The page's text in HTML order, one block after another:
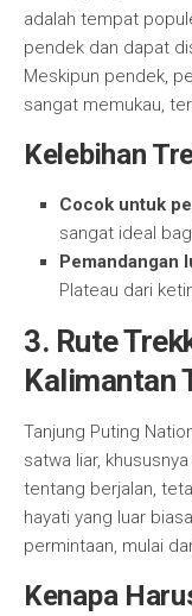
adalah tempat
pendek dan dapat
Meskipun pendek,
sangat memukau,
Kelebihan
Cocok untuk
sangat ideal
Pemandangan
Plateau dari
3. Rute
Kalimantan
Tanjung Puting
satwa liar,
tentang berjalan,
hayati yang luar
permintaan, mulai
Kenapa